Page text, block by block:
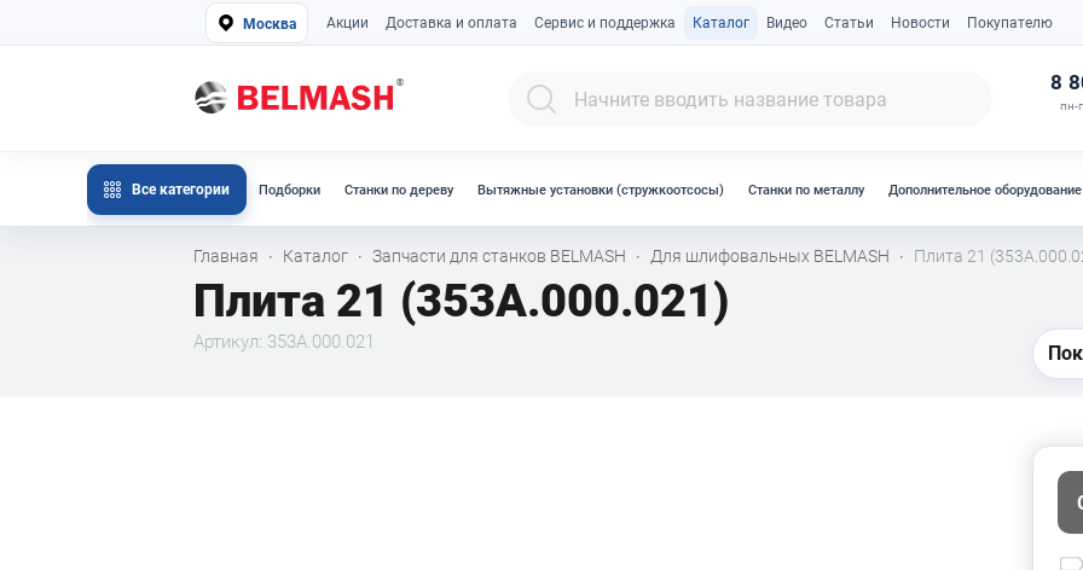
Москва Акции Доставка и оплата Сервис и поддержка Каталог Видео Статьи Новости Покупателю
8
пн-
Все категории Подборки Станки по дереву Вытяжные установки (стружкоотсосы) Станки по металлу Дополнительное оборудование
Главная · Каталог · Запчасти для станков BELMASH · Для шлифовальных BELMASH · Плита 21
Плита 21 (353А.000.021)
Артикул: 353А.000.021